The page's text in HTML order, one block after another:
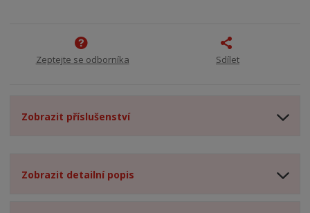
Zeptejte se odborníka Sdílet
Zobrazit příslušenství
Zobrazit detailní popis